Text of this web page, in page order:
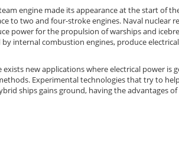
engine made its appearance at the start of
to two and four-stroke engines. Naval nuclear
power for the propulsion of warships and
internal combustion engines, produce
new applications where electrical power is
Experimental technologies that try to
ships gains ground, having the advantages